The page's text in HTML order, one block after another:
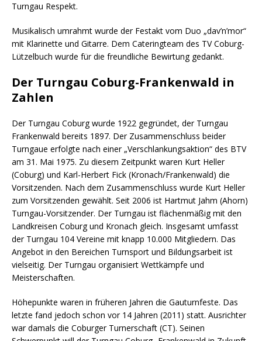
Turngau Respekt.
Musikalisch umrahmt wurde der Festakt vom Duo „dav’n’mor“
mit Klarinette und Gitarre. Dem Cateringteam des TV Coburg-
Lützelbuch wurde für die freundliche Bewirtung gedankt.
Der Turngau Coburg-Frankenwald in
Zahlen
Der Turngau Coburg wurde 1922 gegründet, der Turngau
Frankenwald bereits 1897. Der Zusammenschluss beider
Turngaue erfolgte nach einer „Verschlankungsaktion“ des BTV
am 31. Mai 1975. Zu diesem Zeitpunkt waren Kurt Heller
(Coburg) und Karl-Herbert Fick (Kronach/Frankenwald) die
Vorsitzenden. Nach dem Zusammenschluss wurde Kurt Heller
zum Vorsitzenden gewählt. Seit 2006 ist Hartmut Jahm (Ahorn)
Turngau-Vorsitzender. Der Turngau ist flächenmäßig mit den
Landkreisen Coburg und Kronach gleich. Insgesamt umfasst
der Turngau 104 Vereine mit knapp 10.000 Mitgliedern. Das
Angebot in den Bereichen Turnsport und Bildungsarbeit ist
vielseitig. Der Turngau organisiert Wettkämpfe und
Meisterschaften.
Höhepunkte waren in früheren Jahren die Gauturnfeste. Das
letzte fand jedoch schon vor 14 Jahren (2011) statt. Ausrichter
war damals die Coburger Turnerschaft (CT). Seinen